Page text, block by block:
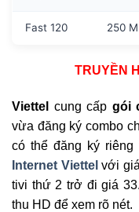
Fast 120 250
TRUYỀN
Viettel cung cấp gói
vừa đăng ký combo
có thể đăng ký
Internet Viettel với
tivi thứ 2 trở đi giá
thu HD để xem rõ nét.